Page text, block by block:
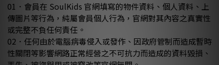
01．會員在 SoulKids 官網填寫的物件資料、個人資料、上
傳圖片等行為，純屬會員個人行為，官網對其內容之真實性
或完整不負任何責任。
02 ．任何由於電腦病毒侵入或發作、因政府管制而造成暫時
性關閉等影響網路正常經營之不可抗力而造成的資料毀損、